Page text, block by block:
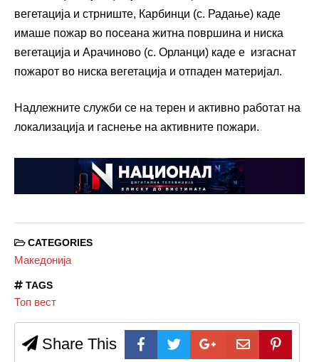
вегетација и стрниште, Карбинци (с. Радање) каде
имаше пожар во посеана житна површина и ниска
вегетација и Арачиново (с. Орланци) каде е изгаснат
пожарот во ниска вегетација и отпаден материјал.
Надлежните служби се на терен и активно работат на
локализација и гаснење на активните пожари.
CATEGORIES
Македонија
TAGS
Топ вест
Share This